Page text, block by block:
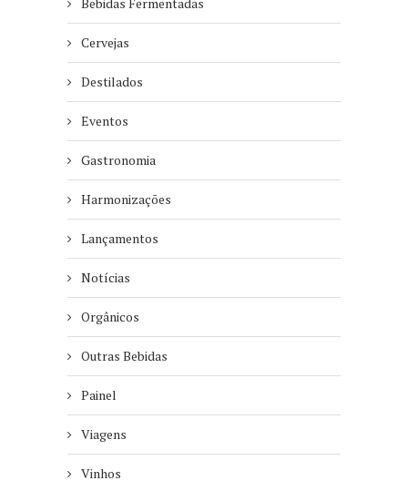
Cervejas
Destilados
Eventos
Gastronomia
Harmonizações
Lançamentos
Notícias
Orgânicos
Outras Bebidas
Painel
Viagens
Vinhos